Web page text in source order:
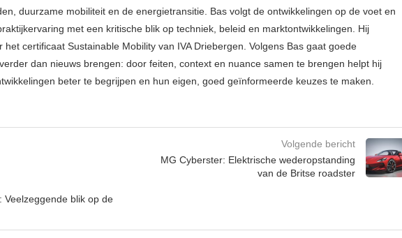
duurzame mobiliteit en de energietransitie. Bas volgt de ontwikkelingen op de voet en
met een kritische blik op techniek, beleid en marktontwikkelingen. Hij
het certificaat Sustainable Mobility van IVA Driebergen. Volgens Bas gaat goede
dan nieuws brengen: door feiten, context en nuance samen te brengen helpt hij
beter te begrijpen en hun eigen, goed geïnformeerde keuzes te maken.
Veelzeggende blik op de
Volgende bericht
MG Cyberster: Elektrische wederopstanding
van de Britse roadster